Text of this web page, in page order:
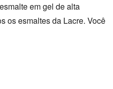
em gel de alta
os esmaltes da Lacre. Você